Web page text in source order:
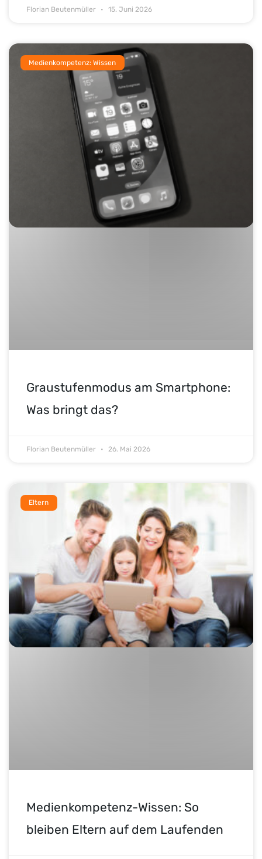
Florian Beutenmüller 15. Juni 2026
Medienkompetenz: Wissen
Graustufenmodus am Smartphone:
Was bringt das?
Florian Beutenmüller 26. Mai 2026
Eltern
Medienkompetenz-Wissen: So
bleiben Eltern auf dem Laufenden